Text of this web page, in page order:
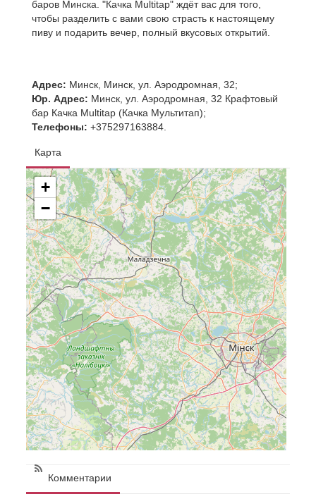
баров Минска. "Качка Multitap" ждёт вас для того,
чтобы разделить с вами свою страсть к настоящему
пиву и подарить вечер, полный вкусовых открытий.
Адрес: Минск, Минск, ул. Аэродромная, 32;
Юр. Адрес: Минск, ул. Аэродромная, 32 Крафтовый
бар Качка Multitap (Качка Мультитап);
Телефоны: +375297163884.
Карта
+
−
Комментарии